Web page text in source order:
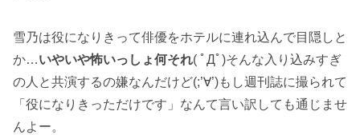
雪乃は役になりきって俳優をホテルに連れ込んで目隠しと
か…いやいや怖いっしょ何それ( ﾟДﾟ)そんな入り込みすぎ
の人と共演するの嫌なんだけど(;’∀’)もし週刊誌に撮られて
「役になりきっただけです」なんて言い訳しても通じませ
んよー。